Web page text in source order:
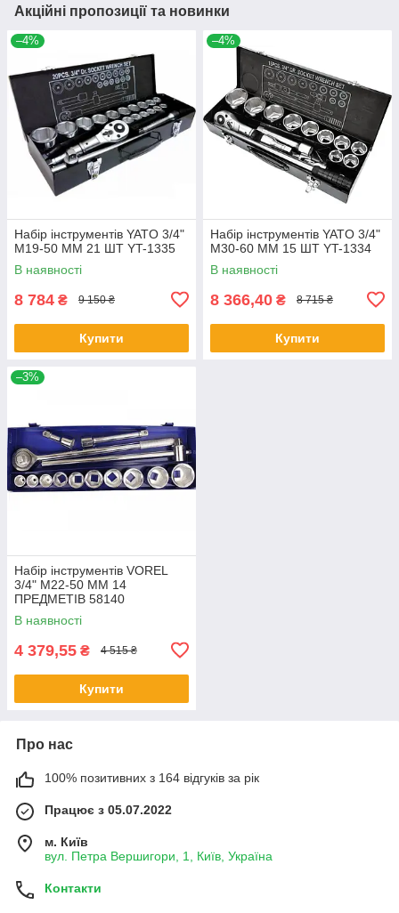
Акційні пропозиції та новинки
–4%
Набір інструментів YATO 3/4"
М19-50 ММ 21 ШТ YT-1335
В наявності
8 784 ₴ 9 150 ₴
Купити
–4%
Набір інструментів YATO 3/4"
М30-60 ММ 15 ШТ YT-1334
В наявності
8 366,40 ₴ 8 715 ₴
Купити
–3%
Набір інструментів VOREL
3/4" М22-50 ММ 14
ПРЕДМЕТІВ 58140
В наявності
4 379,55 ₴ 4 515 ₴
Купити
Про нас
100% позитивних з 164 відгуків за рік
Працює з 05.07.2022
м. Київ
вул. Петра Вершигори, 1, Київ, Україна
Контакти